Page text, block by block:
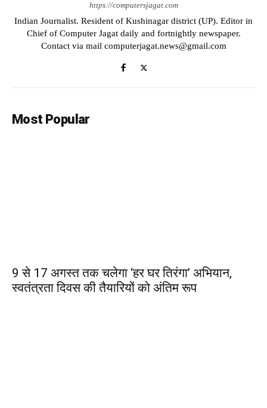
https://computersjagat.com
Indian Journalist. Resident of Kushinagar district (UP). Editor in
Chief of Computer Jagat daily and fortnightly newspaper.
Contact via mail computerjagat.news@gmail.com
Most Popular
9 से 17 अगस्त तक चलेगा ‘हर घर तिरंगा’ अभियान,
स्वतंत्रता दिवस की तैयारियों को अंतिम रूप